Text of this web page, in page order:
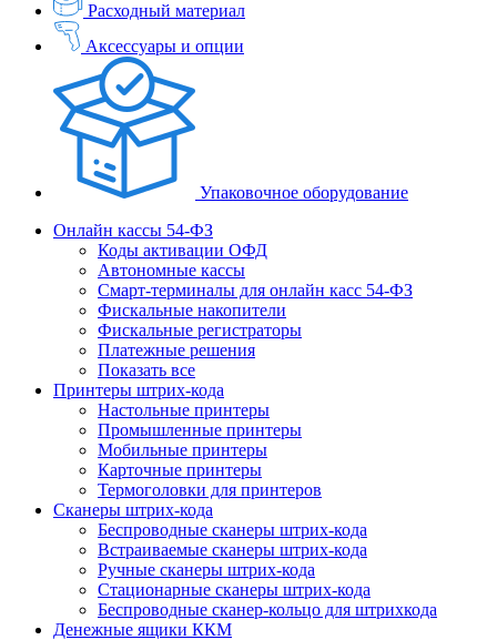
Расходный материал
Аксессуары и опции
Упаковочное оборудование
Онлайн кассы 54-ФЗ
Коды активации ОФД
Автономные кассы
Смарт-терминалы для онлайн касс 54-ФЗ
Фискальные накопители
Фискальные регистраторы
Платежные решения
Показать все
Принтеры штрих-кода
Настольные принтеры
Промышленные принтеры
Мобильные принтеры
Карточные принтеры
Термоголовки для принтеров
Сканеры штрих-кода
Беспроводные сканеры штрих-кода
Встраиваемые сканеры штрих-кода
Ручные сканеры штрих-кода
Стационарные сканеры штрих-кода
Беспроводные сканер-кольцо для штрихкода
Денежные ящики ККМ